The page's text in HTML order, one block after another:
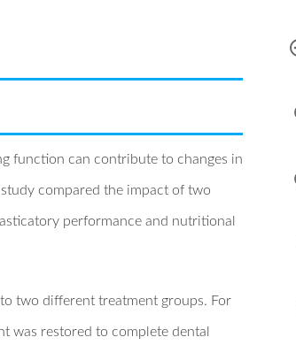
function can contribute to changes in
compared the impact of two
performance and nutritional
two different treatment groups. For
was restored to complete dental